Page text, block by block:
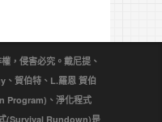
，侵害必究。戴尼提、
賀伯特、L.羅恩 賀伯
Program)、淨化程式
(Survival Rundown)是